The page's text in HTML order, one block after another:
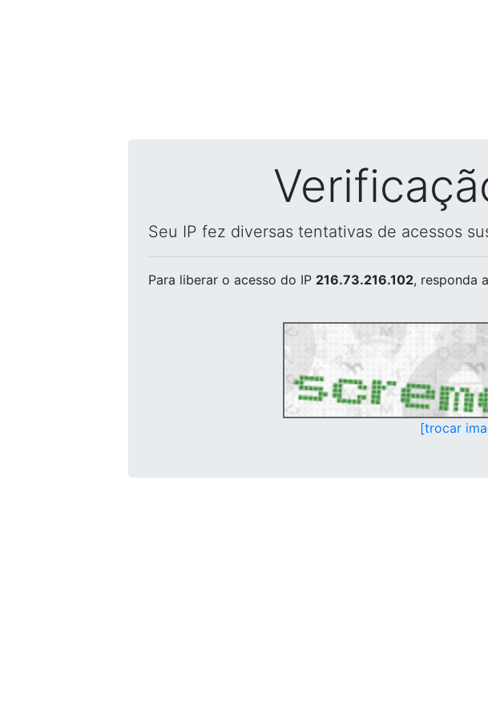
Seu IP fez diversas tentativas de acessos
Para liberar o acesso do IP 216.73.216.102, responda
[trocar